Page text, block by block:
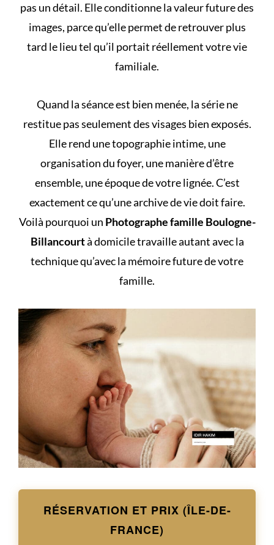
pas un détail. Elle conditionne la valeur future des
images, parce qu’elle permet de retrouver plus
tard le lieu tel qu’il portait réellement votre vie
familiale.
Quand la séance est bien menée, la série ne
restitue pas seulement des visages bien exposés.
Elle rend une topographie intime, une
organisation du foyer, une manière d’être
ensemble, une époque de votre lignée. C’est
exactement ce qu’une archive de vie doit faire.
Voilà pourquoi un Photographe famille Boulogne-
Billancourtà domicile travaille autant avec la
technique qu’avec la mémoire future de votre
famille.
RÉSERVATION ET PRIX (ÎLE-DE-
FRANCE)